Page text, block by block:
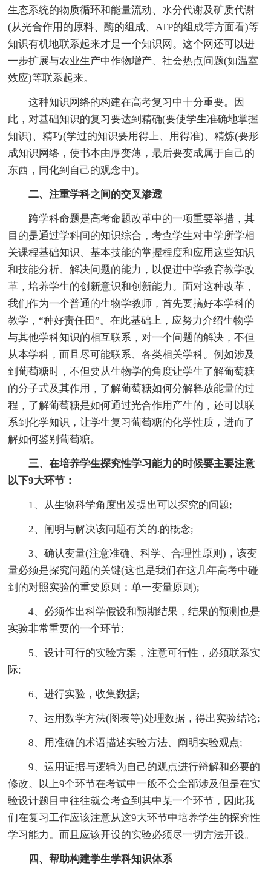
生态系统的物质循环和能量流动、水分代谢及矿质代谢
(从光合作用的原料、酶的组成、ATP的组成等方面看)等
知识有机地联系起来才是一个知识网。这个网还可以进
一步扩展与农业生产中作物增产、社会热点问题(如温室
效应)等联系起来。
这种知识网络的构建在高考复习中十分重要。因
此，对基础知识的复习要达到精确(要使学生准确地掌握
知识)、精巧(学过的知识要用得上、用得准)、精炼(要形
成知识网络，使书本由厚变薄，最后要变成属于自己的
东西，同化到自己的观念中)。
二、注重学科之间的交叉渗透
跨学科命题是高考命题改革中的一项重要举措，其
目的是通过学科间的知识综合，考查学生对中学所学相
关课程基础知识、基本技能的掌握程度和应用这些知识
和技能分析、解决问题的能力，以促进中学教育教学改
革，培养学生的创新意识和创新能力。面对这种改革，
我们作为一个普通的生物学教师，首先要搞好本学科的
教学，“种好责任田”。在此基础上，应努力介绍生物学
与其他学科知识的相互联系，对一个问题的解决，不但
从本学科，而且尽可能联系、各类相关学科。例如涉及
到葡萄糖时，不但要从生物学的角度让学生了解葡萄糖
的分子式及其作用，了解葡萄糖如何分解释放能量的过
程，了解葡萄糖是如何通过光合作用产生的，还可以联
系到化学知识，让学生复习葡萄糖的化学性质，进而了
解如何鉴别葡萄糖。
三、在培养学生探究性学习能力的时候要主要注意
以下9大环节：
1、从生物科学角度出发提出可以探究的问题;
2、阐明与解决该问题有关的.的概念;
3、确认变量(注意准确、科学、合理性原则)，该变
量必须是探究问题的关键(这也是我们在这几年高考中碰
到的对照实验的重要原则：单一变量原则);
4、必须作出科学假设和预期结果，结果的预测也是
实验非常重要的一个环节;
5、设计可行的实验方案，注意可行性，必须联系实
际;
6、进行实验，收集数据;
7、运用数学方法(图表等)处理数据，得出实验结论;
8、用准确的术语描述实验方法、阐明实验观点;
9、运用证据与逻辑为自己的观点进行辩解和必要的
修改。以上9个环节在考试中一般不会全部涉及但是在实
验设计题目中往往就会考查到其中某一个环节，因此我
们在复习工作应该注意从这9大环节中培养学生的探究性
学习能力。而且应该开设的实验必须尽一切方法开设。
四、帮助构建学生学科知识体系